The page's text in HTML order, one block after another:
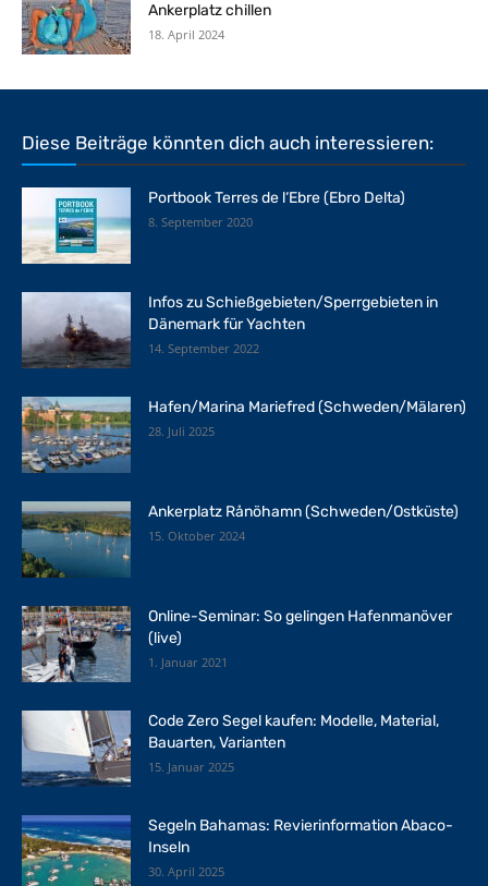
Ankerplatz chillen
18. April 2024
Diese Beiträge könnten dich auch interessieren:
Portbook Terres de l‘Ebre (Ebro Delta)
8. September 2020
Infos zu Schießgebieten/Sperrgebieten in
Dänemark für Yachten
14. September 2022
Hafen/Marina Mariefred (Schweden/Mälaren)
28. Juli 2025
Ankerplatz Rånöhamn (Schweden/Ostküste)
15. Oktober 2024
Online-Seminar: So gelingen Hafenmanöver
(live)
1. Januar 2021
Code Zero Segel kaufen: Modelle, Material,
Bauarten, Varianten
15. Januar 2025
Segeln Bahamas: Revierinformation Abaco-
Inseln
30. April 2025